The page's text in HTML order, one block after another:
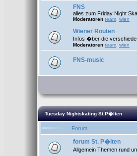
FNS
alles zum Friday Night
Moderatoren team wien
Wiener Routen
Infos �ber die
Moderatoren team wien
FNS-music
Tuesday Nightskating St.P�lten
Forum
forum St. P�lten
Allgemein Themen rund